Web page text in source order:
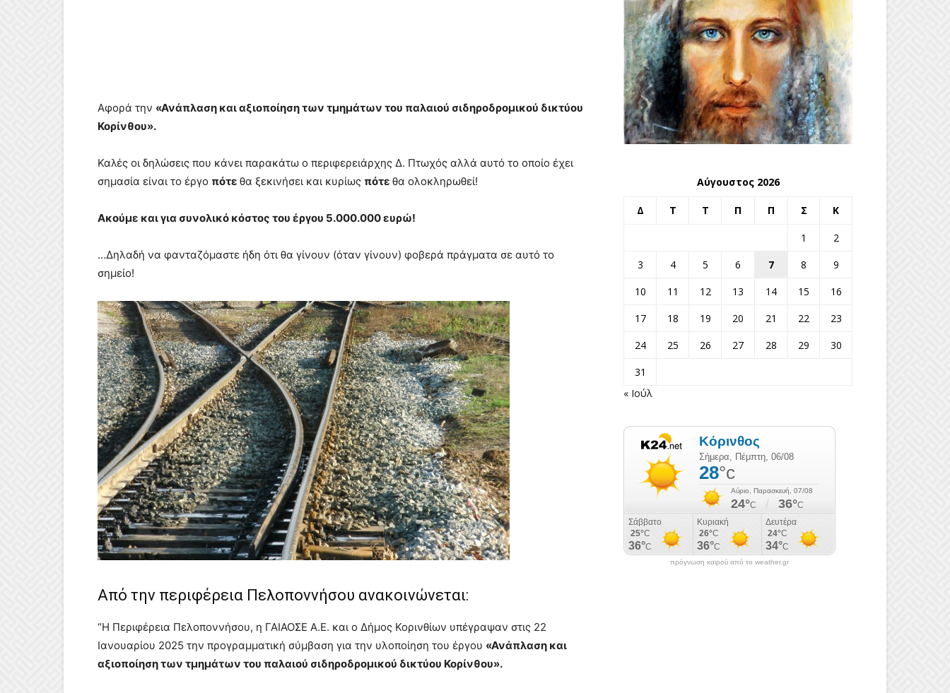
Αφορά την «Ανάπλαση και αξιοποίηση των τμημάτων του παλαιού σιδηροδρομικού δικτύου
Κορίνθου».
Καλές οι δηλώσεις που κάνει παρακάτω ο περιφερειάρχης Δ. Πτωχός αλλά αυτό το οποίο έχει
σημασία είναι το έργο πότε θα ξεκινήσει και κυρίως πότε θα ολοκληρωθεί!
Ακούμε και για συνολικό κόστος του έργου 5.000.000 ευρώ!
…Δηλαδή να φανταζόμαστε ήδη ότι θα γίνουν (όταν γίνουν) φοβερά πράγματα σε αυτό το
σημείο!
Από την περιφέρεια Πελοποννήσου ανακοινώνεται:
“Η Περιφέρεια Πελοποννήσου, η ΓΑΙΑΟΣΕ Α.Ε. και ο Δήμος Κορινθίων υπέγραψαν στις 22
Ιανουαρίου 2025 την προγραμματική σύμβαση για την υλοποίηση του έργου «Ανάπλαση και
αξιοποίηση των τμημάτων του παλαιού σιδηροδρομικού δικτύου Κορίνθου».
Αύγουστος 2026
Δ Τ Τ Π Π Σ Κ
1
2
3
4 5 6 7 8
9
10
11 12 13 14 15
16
17
18 19 20 21 22
23
24
25 26 27 28 29
30
31
« Ιούλ
πρόγνωση καιρού από το weather.gr